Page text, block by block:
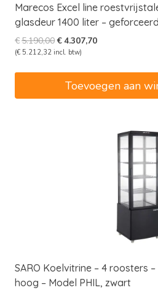
Marecos Excel line
glasdeur 1400 liter –
€5.190,00Oorspronkelijke
prijs
€4.307,70Huidige
(€ 5.212,32 incl. btw)
Toevoegen aan
SARO Koelvitrine – 4 roosters –
hoog – Model PHIL, zwart